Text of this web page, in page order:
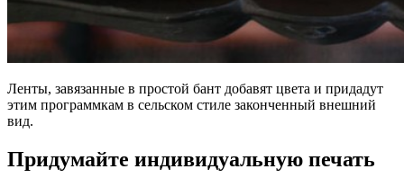
Ленты, завязанные в простой бант добавят цвета и придадут
этим программкам в сельском стиле законченный внешний
вид.
Придумайте индивидуальную печать